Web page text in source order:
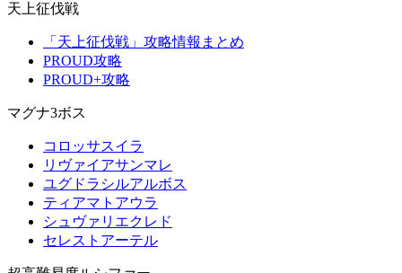
天上征伐戦
「天上征伐戦」攻略情報まとめ
PROUD攻略
PROUD+攻略
マグナ3ボス
コロッサスイラ
リヴァイアサンマレ
ユグドラシルアルボス
ティアマトアウラ
シュヴァリエクレド
セレストアーテル